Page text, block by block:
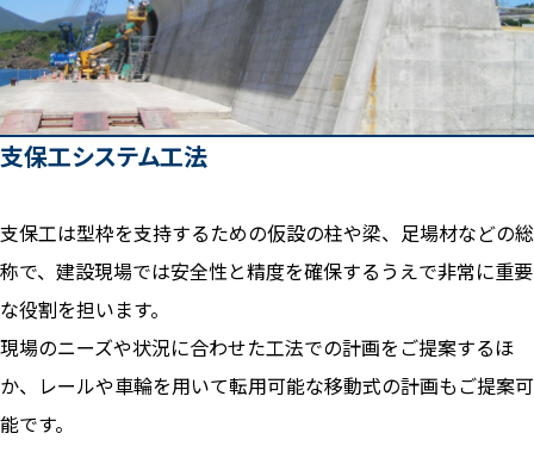
支保工システム工法
支保工は型枠を支持するための仮設の柱や梁、足場材などの総
称で、建設現場では安全性と精度を確保するうえで非常に重要
な役割を担います。
現場のニーズや状況に合わせた工法での計画をご提案するほ
か、レールや車輪を用いて転用可能な移動式の計画もご提案可
能です。